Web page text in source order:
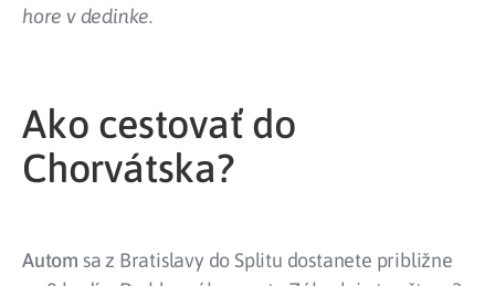
hore v dedinke.
Ako cestovať do
Chorvátska?
Autom sa z Bratislavy do Splitu dostanete približne